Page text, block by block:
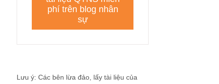
Lưu ý: Các bên lừa đảo, lấy tài liệu của